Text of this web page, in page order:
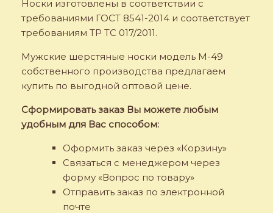
Носки изготовлены в соответствии с
требованиями ГОСТ 8541-2014 и соответствует
требованиям ТР ТС 017/2011.
Мужские шерстяные носки модель M-49
собственного производства предлагаем
купить по выгодной оптовой цене.
Сформировать заказ Вы можете любым
удобным для Вас способом:
Оформить заказ через «Корзину»
Связаться с менеджером через
форму «Вопрос по товару»
Отправить заказ по электронной
почте